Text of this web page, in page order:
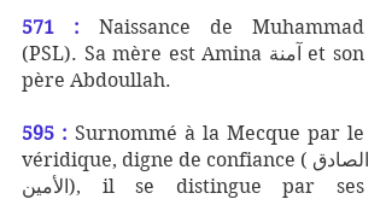
571 : Naissance de Muhammad
(PSL). Sa mère est Amina آمنة et son
père Abdoullah.
595 : Surnommé à la Mecque par le
véridique, digne de confiance (الصادق
الأمين), il se distingue par ses